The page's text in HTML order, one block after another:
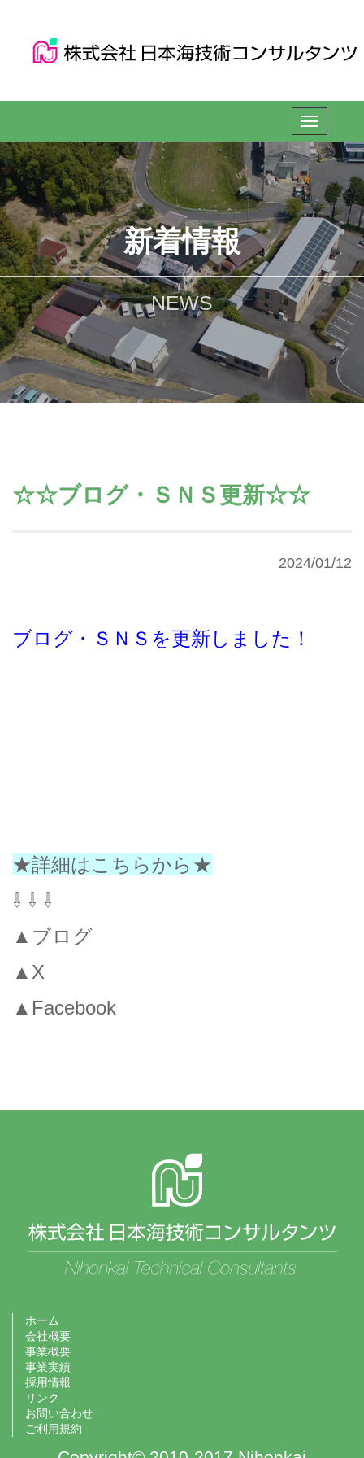
新着情報
NEWS
☆☆ブログ・ＳＮＳ更新☆☆
2024/01/12
ブログ・ＳＮＳを更新しました！
★詳細はこちらから★
⇩ ⇩ ⇩
▲ブログ
▲X
▲Facebook
ホーム
会社概要
事業概要
事業実績
採用情報
リンク
お問い合わせ
ご利用規約